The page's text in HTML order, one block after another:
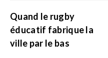
Quand le rugby
éducatif fabrique la
ville par le bas